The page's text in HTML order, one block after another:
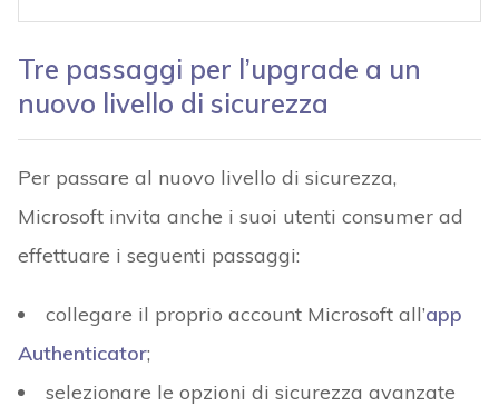
Tre passaggi per l’upgrade a un
nuovo livello di sicurezza
Per passare al nuovo livello di sicurezza,
Microsoft invita anche i suoi utenti consumer ad
effettuare i seguenti passaggi:
collegare il proprio account Microsoft all’app
Authenticator;
selezionare le opzioni di sicurezza avanzate